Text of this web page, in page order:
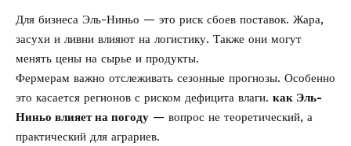
Для бизнеса Эль-Ниньо — это риск сбоев поставок. Жара,
засухи и ливни влияют на логистику. Также они могут
менять цены на сырье и продукты.
Фермерам важно отслеживать сезонные прогнозы. Особенно
это касается регионов с риском дефицита влаги. как Эль-
Ниньо влияет на погоду — вопрос не теоретический, а
практический для аграриев.